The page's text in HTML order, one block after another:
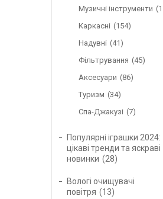
Музичні інструменти
Каркасні
154
Надувні
41
Фільтрування
45
Аксесуари
86
Туризм
34
Спа-Джакузі
7
Популярні іграшки 2024:
цікаві тренди та яскраві
новинки
28
Вологі очищувачі
повітря
13